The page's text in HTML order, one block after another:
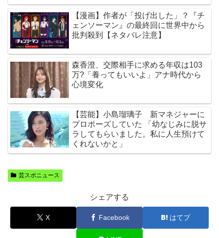
【漫画】作者が「投げ出した」？『チ
ェンソーマン』の最終回に世界中から
批判殺到【ネタバレ注意】
森香澄、交際相手に求める年収は103
万?「養ってもいいよ」アナ時代から
心境変化
【芸能】小島瑠璃子 新マネジャーに
プロポーズしていた 「幼なじみに脱サ
ラしてもらいました。私に人生預けて
くれないかと」
芸スポニュース
シェアする
X Facebook はてブ